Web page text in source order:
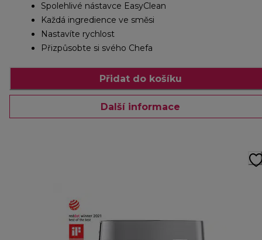
Spolehlivé nástavce EasyClean
Každá ingredience ve směsi
Nastavíte rychlost
Přizpůsobte si svého Chefa
Přidat do košíku
Další informace